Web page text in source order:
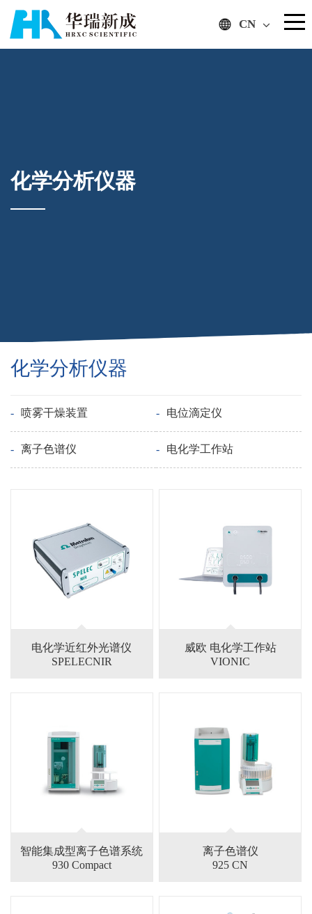
CN
化学分析仪器
化学分析仪器
- 喷雾干燥装置 - 电位滴定仪
- 离子色谱仪 - 电化学工作站
电化学近红外光谱仪
SPELECNIR
威欧 电化学工作站
VIONIC
智能集成型离子色谱系统
930 Compact
离子色谱仪
925 CN